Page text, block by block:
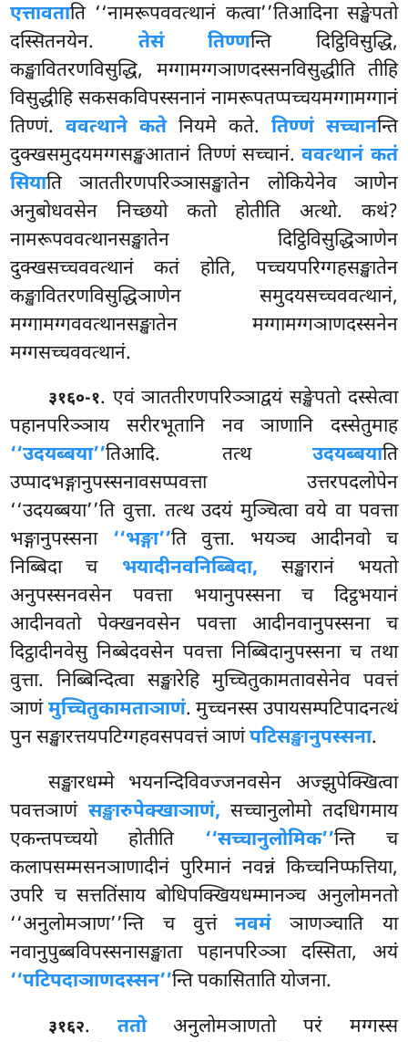
एत्तावताति ‘‘नामरूपववत्थानं कत्वा’’तिआदिना सङ्खेपतो
दस्सितनयेन. तेसं तिण्णन्ति दिट्ठिविसुद्धि,
कङ्खावितरणविसुद्धि, मग्गामग्गञाणदस्सनविसुद्धीति तीहि
विसुद्धीहि सकसकविपस्सनानं नामरूपतप्पच्चयमग्गामग्गानं
तिण्णं.ववत्थाने कतेनियमे कते. तिण्णं सच्चानन्ति
दुक्खसमुदयमग्गसङ्खआतानं तिण्णं सच्चानं.ववत्थानं कतं
सियाति ञाततीरणपरिञ्ञासङ्खातेन लोकियेनेव ञाणेन
अनुबोधवसेन निच्छयो कतो होतीति अत्थो. कथं?
नामरूपववत्थानसङ्खातेन दिट्ठिविसुद्धिञाणेन
दुक्खसच्चववत्थानं कतं होति, पच्चयपरिग्गहसङ्खातेन
कङ्खावितरणविसुद्धिञाणेन समुदयसच्चववत्थानं,
मग्गामग्गववत्थानसङ्खातेन मग्गामग्गञाणदस्सनेन
मग्गसच्चववत्थानं.
३१६०-१. एवं ञाततीरणपरिञ्ञाद्वयं सङ्खेपतो दस्सेत्वा
पहानपरिञ्ञाय सरीरभूतानि नव ञाणानि दस्सेतुमाह
‘‘उदयब्बया’’तिआदि. तत्थ उदयब्बयाति
उप्पादभङ्गानुपस्सनावसप्पवत्ता उत्तरपदलोपेन
‘‘उदयब्बया’’ति वुत्ता. तत्थ उदयं मुञ्चित्वा वये वा पवत्ता
भङ्गानुपस्सना ‘‘भङ्गा’’ति वुत्ता. भयञ्च आदीनवो च
निब्बिदा च भयादीनवनिब्बिदा, सङ्खारानं भयतो
अनुपस्सनवसेन पवत्ता भयानुपस्सना च दिट्ठभयानं
आदीनवतो पेक्खनवसेन पवत्ता आदीनवानुपस्सना च
दिट्ठादीनवेसु निब्बेदवसेन पवत्ता निब्बिदानुपस्सना च तथा
वुत्ता. निब्बिन्दित्वा सङ्खारेहि मुच्चितुकामतावसेनेव पवत्तं
ञाणंमुच्चितुकामताञाणं. मुच्चनस्स उपायसम्पटिपादनत्थं
पुन सङ्खारत्तयपटिग्गहवसपवत्तं ञाणंपटिसङ्खानुपस्सना.
सङ्खारधम्मे भयनन्दिविवज्जनवसेन अज्झुपेक्खित्वा
पवत्तञाणं सङ्खारुपेक्खाञाणं, सच्चानुलोमो तदधिगमाय
एकन्तपच्चयोहोतीति ‘‘सच्चानुलोमिक’’न्ति च
कलापसम्मसनञाणादीनं पुरिमानं नवन्नं किच्चनिप्फत्तिया,
उपरि च सत्ततिंसाय बोधिपक्खियधम्मानञ्च अनुलोमनतो
‘‘अनुलोमञाण’’न्ति च वुत्तंनवमं ञाणञ्चाति या
नवानुपुब्बविपस्सनासङ्खाता पहानपरिञ्ञा दस्सिता, अयं
‘‘पटिपदाञाणदस्सन’’न्ति पकासिताति योजना.
३१६२. ततोअनुलोमञाणतो परं मग्गस्स